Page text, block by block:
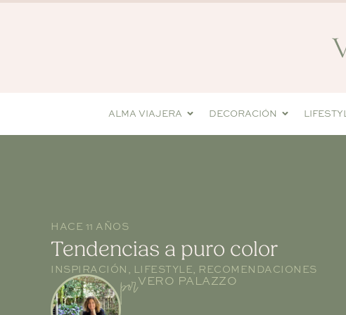
ALMA VIAJERA DECORACIÓN
HACE 11 AÑOS
Tendencias a puro color
INSPIRACIÓN , LIFESTYLE, RECOMENDACIONES
porVERO PALAZZO